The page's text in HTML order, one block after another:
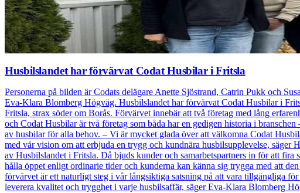
Husbilslandet har förvärvat Codat Husbilar i Fritsla
Personerna på bilden är Codats delägare Anette Sjöstrand, Catrin Pukk och
Eva-Klara Blomberg Högväg. ​​ Husbilslandet har förvärvat Codat Husbilar i
Fritsla, strax söder om Borås. Förvärvet innebär att två företag med lång
och Codat Husbilar är två företag som båda har en gedigen historia i
av husbilar för alla behov. – Vi är mycket glada över att välkomna Codat
med vår vision om att erbjuda en trygg och kundnära husbilsupplevelse,
av Husbilslandet i Fritsla. Då bjuds kunder och samarbetspartners in för att fira
hålla öppet enligt ordinarie tider och kunderna kan känna sig trygga med att
förvärvet är ett naturligt steg i vår långsiktiga satsning på att vara tillgängliga
leverera kvalitet och trygghet i varje husbilsaffär, säger Eva-Klara Blomberg